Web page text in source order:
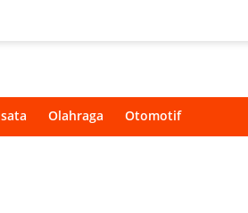
Olahraga Otomotif